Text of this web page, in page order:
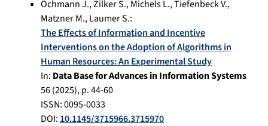
Ochmann J.,Zilker S.,Michels L.,Tiefenbeck V.,
Matzner M.,Laumer S.:
The Effects of Information and Incentive
Interventions on the Adoption of Algorithms in
Human Resources: An Experimental Study
In: Data Base for Advances in Information Systems
56(2025), p.44-60
ISSN: 0095-0033
DOI: 10.1145/3715966.3715970